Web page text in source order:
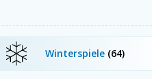
Winterspiele (64)